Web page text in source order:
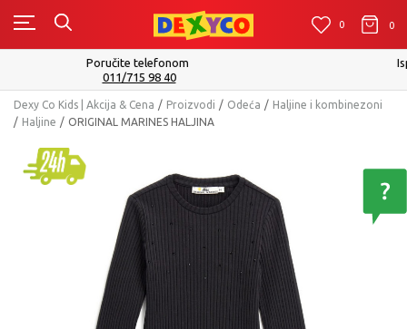
0 0 0
Isporuku možete očekivati u roku od 2 do 4 radna dana!
Dexy Co Kids | Akcija & Cena Proizvodi Odeća
Haljine i kombinezoni
Haljine
ORIGINAL MARINES HALJINA